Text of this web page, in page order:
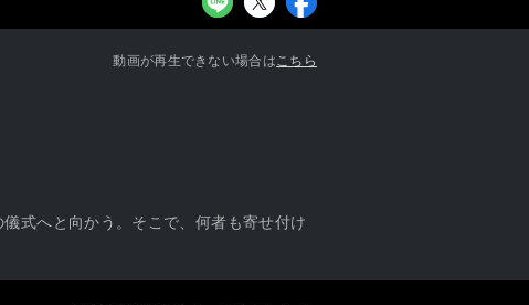
動画が再生できない場合はこちら
式へと向かう。そこで、何者も寄せ付け